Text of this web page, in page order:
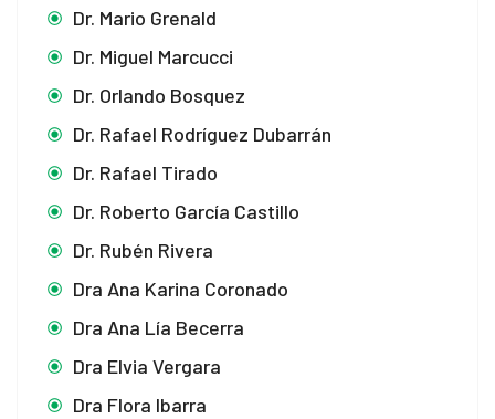
Dr. Mario Grenald
Dr. Miguel Marcucci
Dr. Orlando Bosquez
Dr. Rafael Rodríguez Dubarrán
Dr. Rafael Tirado
Dr. Roberto García Castillo
Dr. Rubén Rivera
Dra Ana Karina Coronado
Dra Ana Lía Becerra
Dra Elvia Vergara
Dra Flora Ibarra